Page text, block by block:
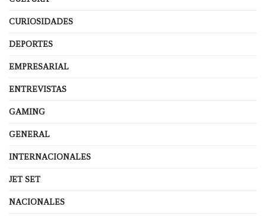
CURIOSIDADES
DEPORTES
EMPRESARIAL
ENTREVISTAS
GAMING
GENERAL
INTERNACIONALES
JET SET
NACIONALES